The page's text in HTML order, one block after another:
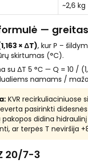
~2,6 kg
—
× ΔT), kur P –
skirtumas (°C).
su ΔT 5 °C — Q = 10 /
namams /
KVR recirkuliaciniuose
pasirinkti
didina
ar terpės T neviršija
20/7-3